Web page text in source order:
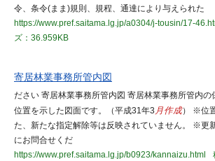
令、条令(まま)規則、規程、通達により与えられた
https://www.pref.saitama.lg.jp/a0304/j-tousin/17-
ズ：36.959KB
寄居林業事務所管内図
ださい 寄居林業事務所管内図 寄居林業事務所管内
位置を示した図面です。（平成31年3 月作成） ※位
た、新たな指定解除等は反映されていません。 ※更
にお問合せくだ
https://www.pref.saitama.lg.jp/b0923/kannaizu.html